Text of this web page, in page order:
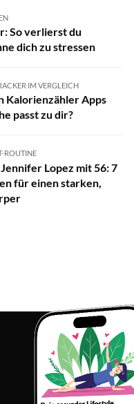
So verlierst du
dich zu stressen
IM VERGLEICH
Kalorienzähler Apps
passt zu dir?
ROUTINE
Lopez mit 56: 7
für einen starken,